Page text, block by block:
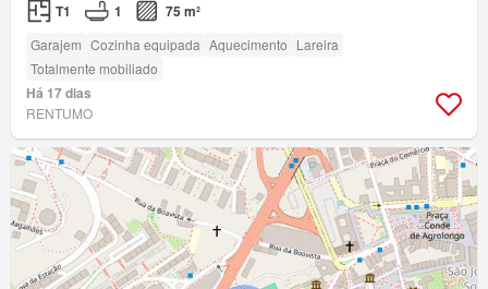
T1 1 75 m²
Garajem Cozinha equipada Aquecimento Lareira
Totalmente mobiliado
Há 17 dias
RENTUMO